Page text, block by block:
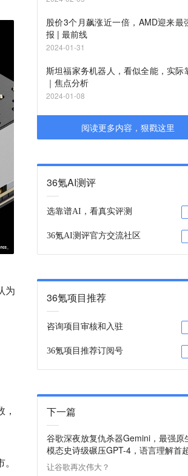
为
股价3个月飙涨近一倍，AMD迎来最
报 | 最前线
2024-01-31
斯坦福家务机器人，看似全能，实际
｜焦点分析
2024-01-08
阅读更多内容，狠戳这里
36氪AI测评
选靠谱AI，看真实评测
36氪AI测评官方交流社区
36氪项目推荐
咨询项目审核和入驻
36氪项目推荐订阅号
下一篇
谷歌深夜放复仇杀器Gemini，最强原
模态史诗级碾压GPT-4，语言理解首
让谷歌再次伟大？